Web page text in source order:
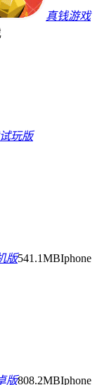
真钱游戏
玩版
版541.1MBIphone
版808.2MBIphone